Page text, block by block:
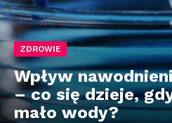
ZDROWIE
Wpływ
– co się dzieje,
mało wody?